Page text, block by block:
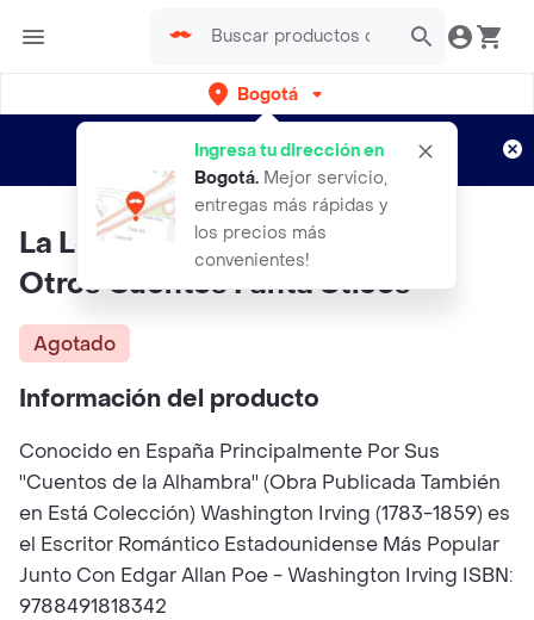
Bogotá
Ingresa tu dirección en
Bogotá. Mejor servicio,
entregas más rápidas y
los precios más
convenientes!
envíos gratis por semanas
Aplican TyC
La Leyenda De Sleepy Hollow Y
Otros Cuentos Fanta Sticos
Agotado
Información del producto
Conocido en España Principalmente Por Sus
''Cuentos de la Alhambra'' (Obra Publicada También
en Está Colección) Washington Irving (1783-1859) es
el Escritor Romántico Estadounidense Más Popular
Junto Con Edgar Allan Poe - Washington Irving ISBN:
9788491818342